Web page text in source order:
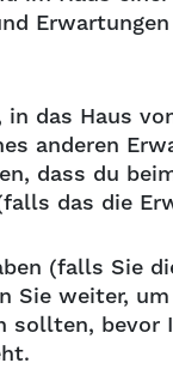
das Haus
anderen
dass du
das die
(falls Sie
Sie weiter,
sollten,